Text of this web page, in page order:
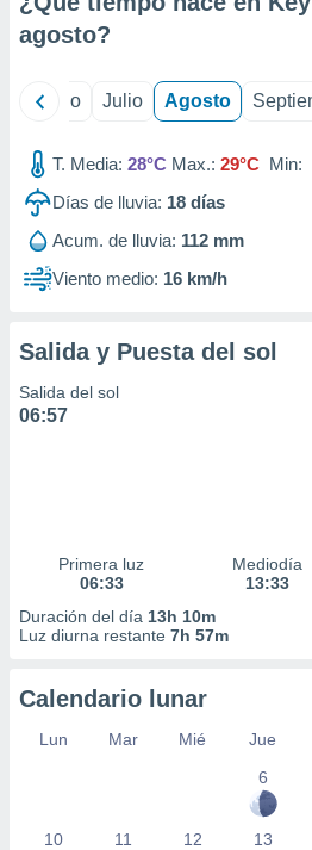
e
publicidad
publicidad
de
agosto?
Junio Julio Agosto
T. Media: 28°C Max.: 29°C Min:
Días de lluvia: 18 días
Acum. de lluvia: 112 mm
Viento medio: 16 km/h
Salida y Puesta del sol
Salida del sol
06:57
Primera luz
06:33
Mediodía
13:33
Duración del día 13h 10m
Luz diurna restante 7h 57m
Calendario lunar
Lun Mar Mié Jue
6
10 11 12 13